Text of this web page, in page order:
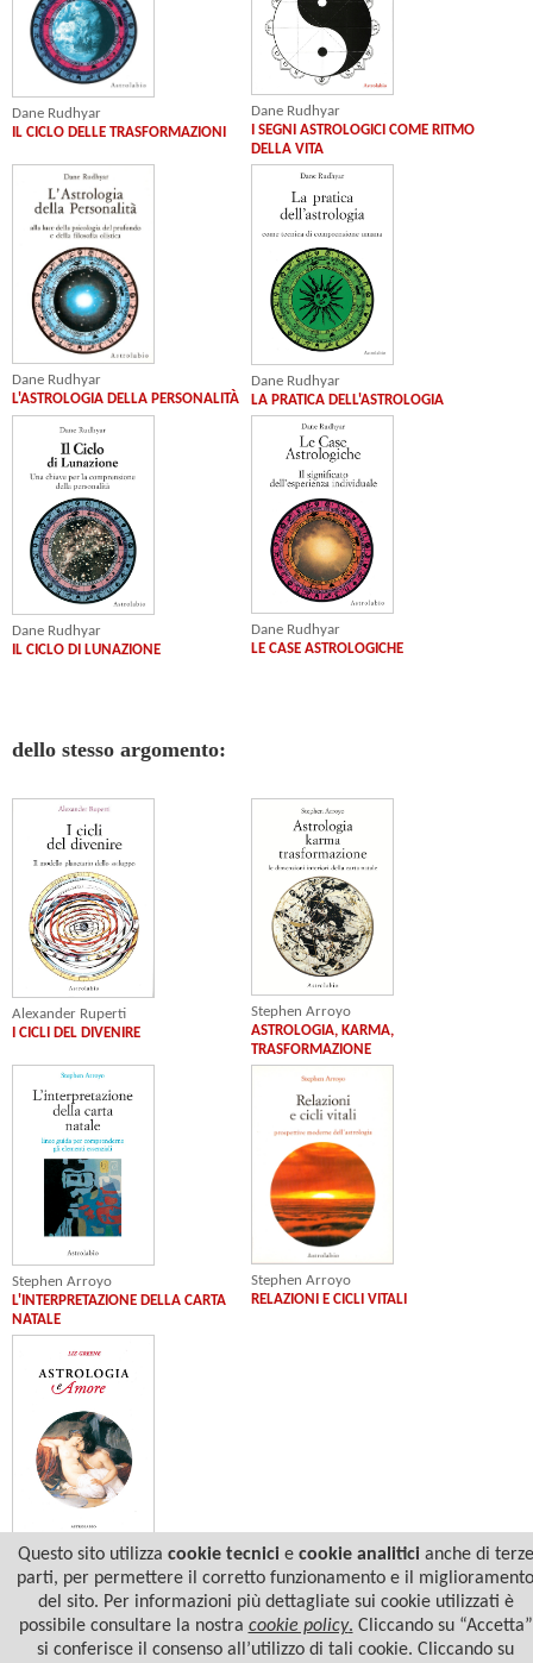
Dane Rudhyar
IL CICLO DELLE TRASFORMAZIONI
Dane Rudhyar
I SEGNI ASTROLOGICI COME RITMO
DELLA VITA
Dane Rudhyar
L'ASTROLOGIA DELLA PERSONALITÀ
Dane Rudhyar
LA PRATICA DELL'ASTROLOGIA
Dane Rudhyar
IL CICLO DI LUNAZIONE
Dane Rudhyar
LE CASE ASTROLOGICHE
dello stesso argomento:
Alexander Ruperti
I CICLI DEL DIVENIRE
Stephen Arroyo
ASTROLOGIA, KARMA,
TRASFORMAZIONE
Stephen Arroyo
L'INTERPRETAZIONE DELLA CARTA
NATALE
Stephen Arroyo
RELAZIONI E CICLI VITALI
Liz Greene
ASTROLOGIA E AMORE
Questo sito utilizza cookie tecnicie cookie analiticianche di terze
parti, per permettere il corretto funzionamento e il miglioramento
del sito. Per informazioni più dettagliate sui cookie utilizzati è
possibile consultare la nostra cookie policy. Cliccando su “Accetta”
si conferisce il consenso all’utilizzo di tali cookie. Cliccando su